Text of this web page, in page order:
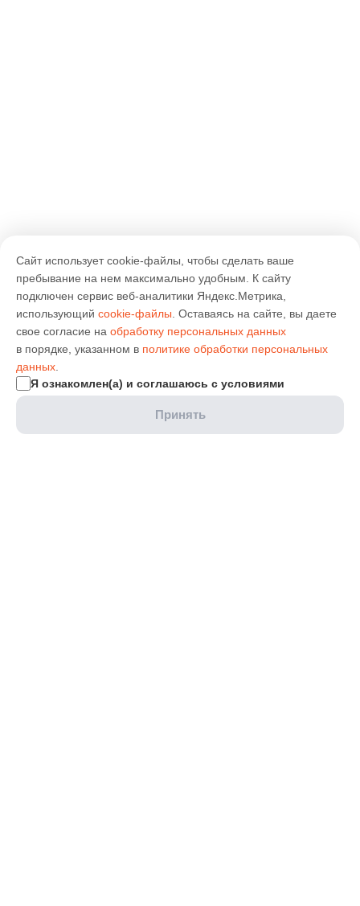
Сайт использует cookie-файлы, чтобы сделать ваше
пребывание на нем максимально удобным. К cайту
подключен сервис веб-аналитики Яндекс.Метрика,
использующий cookie-файлы . Оставаясь на сайте, вы даете
свое согласие на обработку персональных данных
в порядке, указанном в политике обработки персональных
данных
Я ознакомлен(а) и соглашаюсь с условиями
Принять